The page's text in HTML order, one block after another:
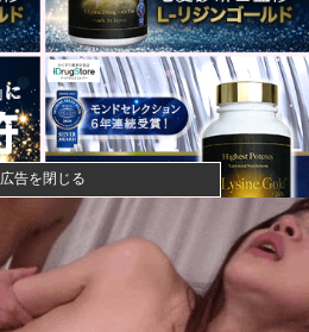
広告を閉じる